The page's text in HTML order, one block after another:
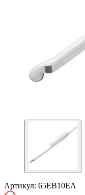
Артикул: 65EB10EA